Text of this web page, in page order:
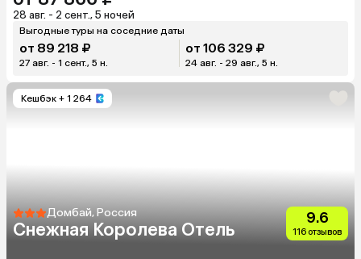
28 авг. - 2 сент., 5 ночей
Выгодные туры на соседние даты
от 89 218 ₽
27 авг. - 1 сент., 5 н.
от 106 329 ₽
24 авг. - 29 авг., 5 н.
Кешбэк + 1 264
Домбай, Россия
Снежная Королева Отель
9.6
116 отзывов